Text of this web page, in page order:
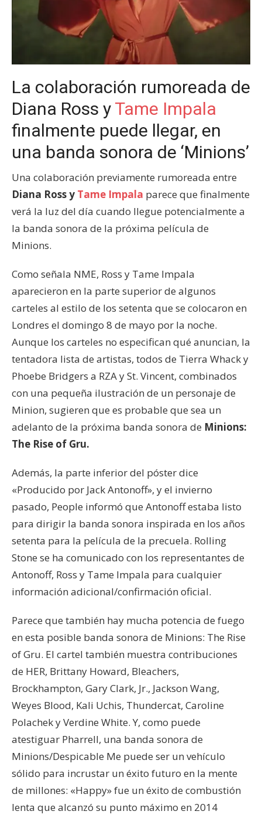
La colaboración rumoreada de
Diana Ross y Tame Impala
finalmente puede llegar, en
una banda sonora de ‘Minions’
Una colaboración previamente rumoreada entre
Diana Ross y Tame Impala parece que finalmente
verá la luz del día cuando llegue potencialmente a
la banda sonora de la próxima película de
Minions.
Como señala NME, Ross y Tame Impala
aparecieron en la parte superior de algunos
carteles al estilo de los setenta que se colocaron en
Londres el domingo 8 de mayo por la noche.
Aunque los carteles no especifican qué anuncian, la
tentadora lista de artistas, todos de Tierra Whack y
Phoebe Bridgers a RZA y St. Vincent, combinados
con una pequeña ilustración de un personaje de
Minion, sugieren que es probable que sea un
adelanto de la próxima banda sonora de Minions:
The Rise of Gru.
Además, la parte inferior del póster dice
«Producido por Jack Antonoff», y el invierno
pasado, People informó que Antonoff estaba listo
para dirigir la banda sonora inspirada en los años
setenta para la película de la precuela. Rolling
Stone se ha comunicado con los representantes de
Antonoff, Ross y Tame Impala para cualquier
información adicional/confirmación oficial.
Parece que también hay mucha potencia de fuego
en esta posible banda sonora de Minions: The Rise
of Gru. El cartel también muestra contribuciones
de HER, Brittany Howard, Bleachers,
Brockhampton, Gary Clark, Jr., Jackson Wang,
Weyes Blood, Kali Uchis, Thundercat, Caroline
Polachek y Verdine White. Y, como puede
atestiguar Pharrell, una banda sonora de
Minions/Despicable Me puede ser un vehículo
sólido para incrustar un éxito futuro en la mente
de millones: «Happy» fue un éxito de combustión
lenta que alcanzó su punto máximo en 2014